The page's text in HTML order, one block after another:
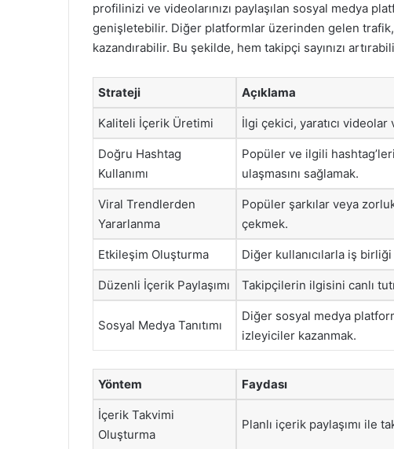
profilinizi ve videolarınızı paylaşılan sosyal medya
genişletebilir. Diğer platformlar üzerinden gelen
kazandırabilir. Bu şekilde, hem takipçi sayınızı
Strateji Açıklama
Kaliteli İçerik Üretimi İlgi çekici, yaratıcı
Doğru Hashtag
Kullanımı
Popüler ve ilgili
ulaşmasını sağlamak.
Viral Trendlerden
Yararlanma
Popüler şarkılar veya
çekmek.
Etkileşim Oluşturma Diğer kullanıcılarla iş
Düzenli İçerik Paylaşımı Takipçilerin ilgisini canlı
Sosyal Medya Tanıtımı
Diğer sosyal medya
izleyiciler kazanmak.
Yöntem Faydası
İçerik Takvimi
Oluşturma
Planlı içerik paylaşımı ile